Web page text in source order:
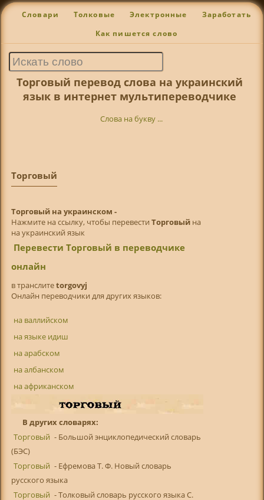
Словари Толковые Электронные Заработать
Как пишется слово
Торговый перевод слова на украинский
язык в интернет мультипереводчике
Слова на букву ...
Торговый
Торговый на украинском -
Нажмите на ссылку, чтобы перевести Торговыйна
на украинский язык
Перевести Торговый в переводчике
онлайн
в транслитetorgovyj
Онлайн переводчики для других языков:
на валлийском
на языке идиш
на арабском
на албанском
на африканском
В других словарях:
Торговый - Большой энциклопедический словарь
(БЭС)
Торговый - Ефремова Т. Ф. Новый словарь
русского языка
Торговый - Толковый словарь русского языка С.